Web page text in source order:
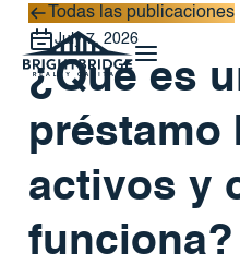
Todas las
Todas las publicaciones
July 7, 2026
¿Qué es
préstamo
activos y
funciona?